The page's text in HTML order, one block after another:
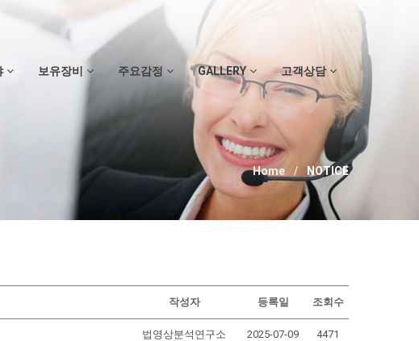
보유장비 주요감정 GALLERY 고객상담
Home NOTICE
작성자 등록일 조회수
법영상분석연구소 2025-07-09 4471